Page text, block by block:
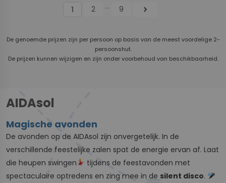
1 2 ... 9 chevron_right
De genoemde prijzen zijn per persoon op basis van de meest voordelige 2-
persoonshut.
De prijzen kunnen wijzigen en zijn onder voorbehoud van beschikbaarheid.
AIDAsol
Magische avonden
De avonden op de AIDAsol zijn onvergetelijk. In de
verschillende feestelijke zalen spat de energie ervan af. Laat
die heupen swingen
tijdens de feestavonden met
spectaculaire optredens en zing mee in de silent disco.